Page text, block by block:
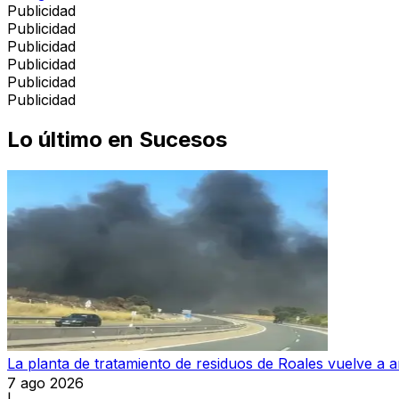
Publicidad
Publicidad
Publicidad
Publicidad
Publicidad
Publicidad
Lo último en Sucesos
La planta de tratamiento de residuos de Roales vuelve a
7 ago 2026